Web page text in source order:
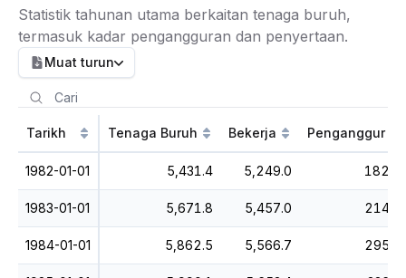
Statistik tahunan utama berkaitan tenaga buruh,
termasuk kadar pengangguran dan penyertaan.
Muat turun
Tarikh Tenaga Buruh Bekerja Penganggur
1982-01-01 5,431.4 5,249.0 182.4
1983-01-01 5,671.8 5,457.0 214.9
1984-01-01 5,862.5 5,566.7 295.8